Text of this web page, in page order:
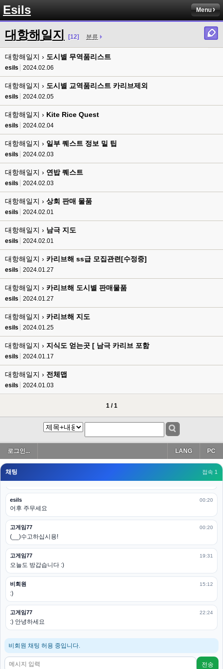
Esils Menu
대항해일지 [12] 분류
대항해일지 › 도시별 무역품리스트
esils 2024.02.06
대항해일지 › 도시별 교역품리스트 카리브제외
esils 2024.02.05
대항해일지 › Kite Rice Quest
esils 2024.02.04
대항해일지 › 일부 퀘스트 정보 밑 팁
esils 2024.02.03
대항해일지 › 연밥 퀘스트
esils 2024.02.03
대항해일지 › 상회 판매 물품
esils 2024.02.01
대항해일지 › 남극 지도
esils 2024.02.01
대항해일지 › 카리브해 ss급 모집관련[수정중]
esils 2024.01.27
대항해일지 › 카리브해 도시별 판매물품
esils 2024.01.27
대항해일지 › 카리브해 지도
esils 2024.01.25
대항해일지 › 지식도 얻는곳 [ 남극 카리브 포함
esils 2024.01.17
대항해일지 › 전체맵
esils 2024.01.03
1 / 1
로그인... PC
LANG
채팅 접속 1
esils 00:13
솔직히 적응이 xe1이다보니깐 라이믹스는 비슷하면서 틀리니 적응이 안되요
ㅋ
그렇다고 코어랑 모듈 전부 마개조해버릴려니 난중 또 공식버전 올라오면 답
없을꺼같아서 ;;
esils
이제 정상동작이겟지 !
고게임77
오 정상 이네요!
비회원
ㅇ
esils
채팅치믄 바로 반영 정상 ㅋ
고게임77
접속자는 ip당 1명인가 보네요. 다른 브로우저로 접속해도 3명인거보면
esils
음
폰으로 접속해보니 3이 되는데
esils 00:18
나가도 3이네 하핫 ...
고게임77 00:18
ㅋㅋㅋㅋㅋㅋㅋㅋ
esils 00:19
이게 db 접속자수로 잡는형태로 해서 그런가 ;;
밑에 일반웹게임이 더있었네요
esils
esils 00:19
다 펼쳐두면 너무길어서 ..
esils 00:19
모바일로 보는데도 좀 불편하더라구요
고게임77 00:19
아 ㅋㅋ 내일도 심심하면 들리겠습니다. 벌써 12시가 넘었었네요
esils 00:20
어후 주무세요
고게임77 00:20
(__)수고하십시용!
고게임77 19:31
오늘도 방갑습니다 :)
비회원 15:12
:)
고게임77 22:24
:) 안녕하세요
비회원 채팅 허용 중입니다.
전송